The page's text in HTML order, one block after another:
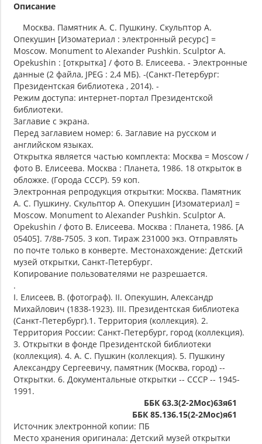
Описание
Москва. Памятник А. С. Пушкину. Скульптор А.
Опекушин [Изоматериал : электронный ресурс] =
Moscow. Monument to Alexander Pushkin. Sculptor A.
Opekushin : [открытка] / фото В. Елисеева. - Электронные
данные (2 файла, JPEG : 2,4 МБ). -(Санкт-Петербург:
Президентская библиотека , 2014). -
Режим доступа: интернет-портал Президентской
библиотеки.
Заглавие с экрана.
Перед заглавием номер: 6. Заглавие на русском и
английском языках.
Открытка является частью комплекта: Москва = Moscow /
фото В. Елисеева. Москва : Планета, 1986. 18 открыток в
обложке. (Города СССР). 59 коп.
Электронная репродукция открытки: Москва. Памятник
А. С. Пушкину. Скульптор А. Опекушин [Изоматериал] =
Moscow. Monument to Alexander Pushkin. Sculptor A.
Opekushin / фото В. Елисеева. Москва : Планета, 1986. [А
05405]. 7/8в-7505. 3 коп. Тираж 231000 экз. Отправлять
по почте только в конверте. Местонахождение: Детский
музей открытки, Санкт-Петербург.
Копирование пользователями не разрешается.
.
I. Елисеев, В. (фотограф). II. Опекушин, Александр
Михайлович (1838-1923). III. Президентская библиотека
(Санкт-Петербург).1. Территория (коллекция). 2.
Территория России: Санкт-Петербург, город (коллекция).
3. Открытки в фонде Президентской библиотеки
(коллекция). 4. А. С. Пушкин (коллекция). 5. Пушкину
Александру Сергеевичу, памятник (Москва, город) --
Открытки. 6. Документальные открытки -- СССР -- 1945-
1991.
ББК 63.3(2-2Мос)63я61
ББК 85.136.15(2-2Мос)я61
Источник электронной копии: ПБ
Место хранения оригинала: Детский музей открытки